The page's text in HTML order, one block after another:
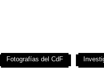
Fotografías del CdF